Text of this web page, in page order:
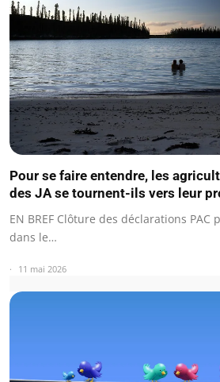
Pour se faire entendre, les
des JA se tournent-ils vers leur
EN BREF Clôture des déclarations PAC
dans le…
11 mai 2026